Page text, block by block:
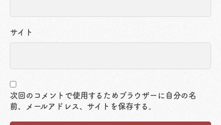
サイト
次回のコメントで使用するためブラウザーに自分の名
前、メールアドレス、サイトを保存する。